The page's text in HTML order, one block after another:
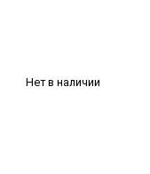
Нет в наличии